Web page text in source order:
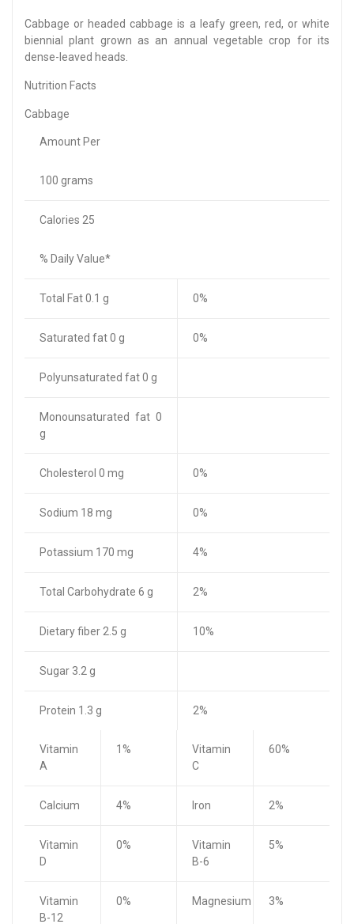
Cabbage or headed cabbage is a leafy green, red, or white
biennial plant grown as an annual vegetable crop for its
dense-leaved heads.
Nutrition Facts
Cabbage
Amount Per
100 grams
Calories 25
% Daily Value*
Total Fat 0.1 g 0%
Saturated fat 0 g 0%
Polyunsaturated fat 0 g
Monounsaturated fat 0
g
Cholesterol 0 mg 0%
Sodium 18 mg 0%
Potassium 170 mg 4%
Total Carbohydrate 6 g 2%
Dietary fiber 2.5 g 10%
Sugar 3.2 g
Protein 1.3 g 2%
Vitamin
A
1%
Vitamin
C
60%
Calcium 4% Iron 2%
Vitamin
D
0%
Vitamin
B-6
5%
Vitamin
B-12
0% Magnesium 3%